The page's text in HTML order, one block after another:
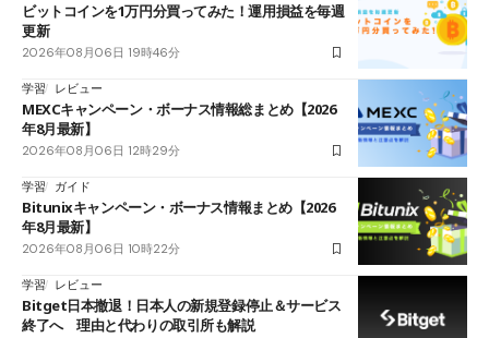
ビットコインを1万円分買ってみた！運用損益を毎週
更新
2026年08月06日 19時46分
学習 レビュー
MEXCキャンペーン・ボーナス情報総まとめ【2026
年8月最新】
2026年08月06日 12時29分
学習 ガイド
Bitunixキャンペーン・ボーナス情報まとめ【2026
年8月最新】
2026年08月06日 10時22分
学習 レビュー
Bitget日本撤退！日本人の新規登録停止＆サービス
終了へ 理由と代わりの取引所も解説